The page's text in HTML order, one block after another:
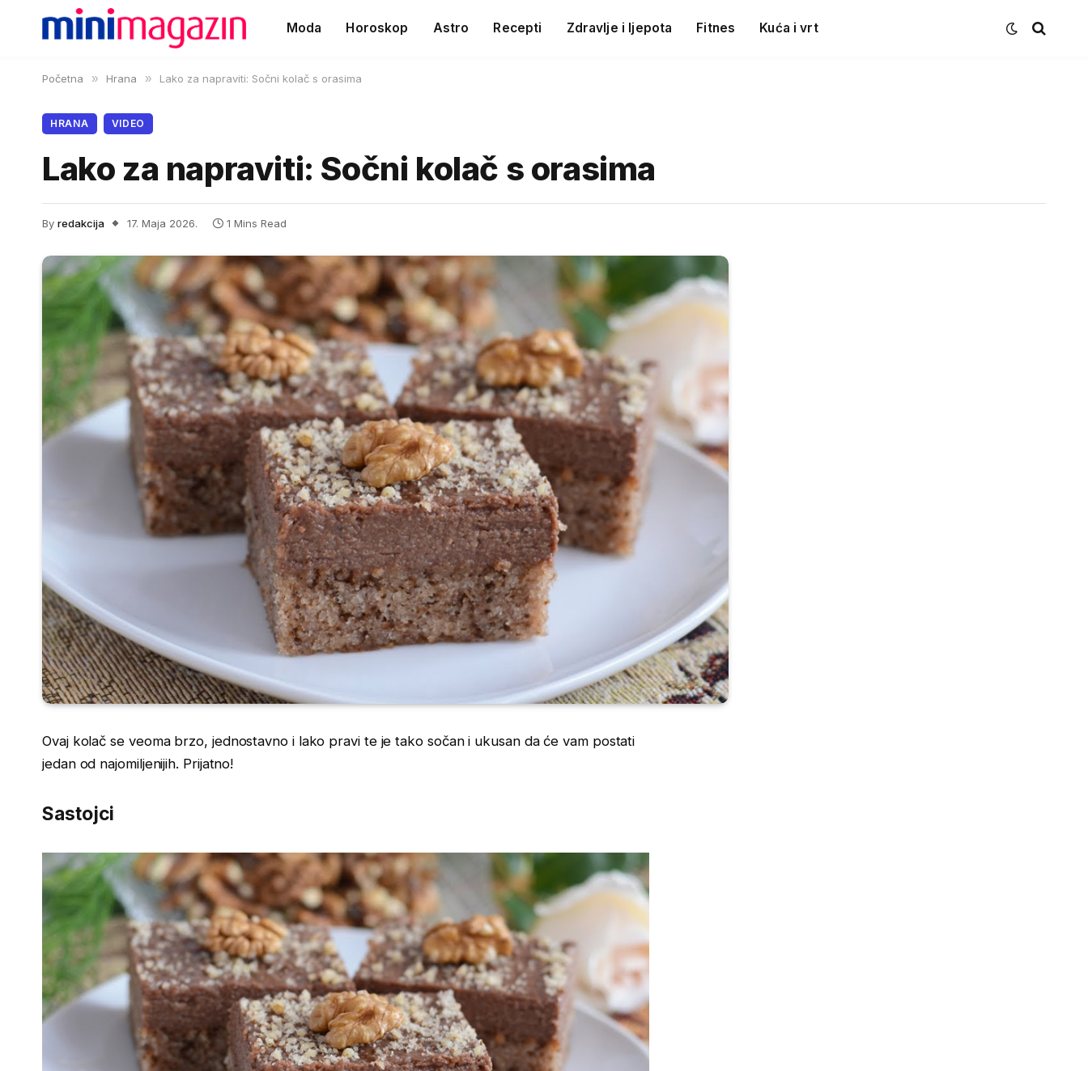
Moda Horoskop Astro Recepti Zdravlje i ljepota Fitnes Kuća i vrt
Početna » Hrana » Lako za napraviti: Sočni kolač s orasima
HRANA VIDEO
Lako za napraviti: Sočni kolač s orasima
By redakcija 17. Maja 2026. 1 Mins Read
Ovaj kolač se veoma brzo, jednostavno i lako pravi te je tako sočan i ukusan da će vam postati
jedan od najomiljenijih. Prijatno!
Sastojci